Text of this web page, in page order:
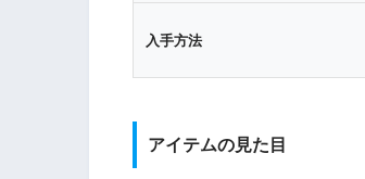
入手方法
アイテムの見た目